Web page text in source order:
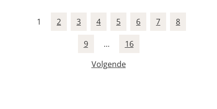
1 2 3 4 5 6 7 8
9 …
16
Volgende